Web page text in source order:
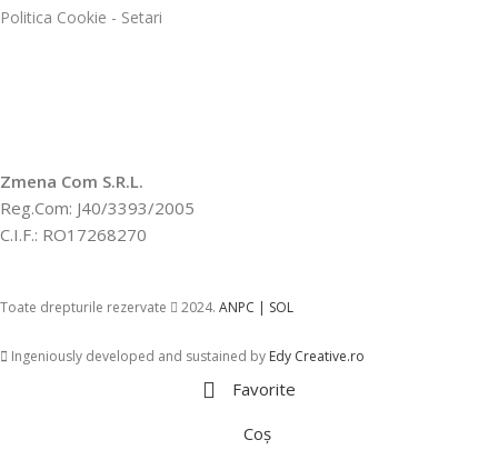
Politica Cookie - Setari
Zmena Com S.R.L.
Reg.Com: J40/3393/2005
C.I.F.: RO17268270
Toate drepturile rezervate 2024. ANPC | SOL
Ingeniously developed and sustained by Edy Creative.ro
Favorite
Coș